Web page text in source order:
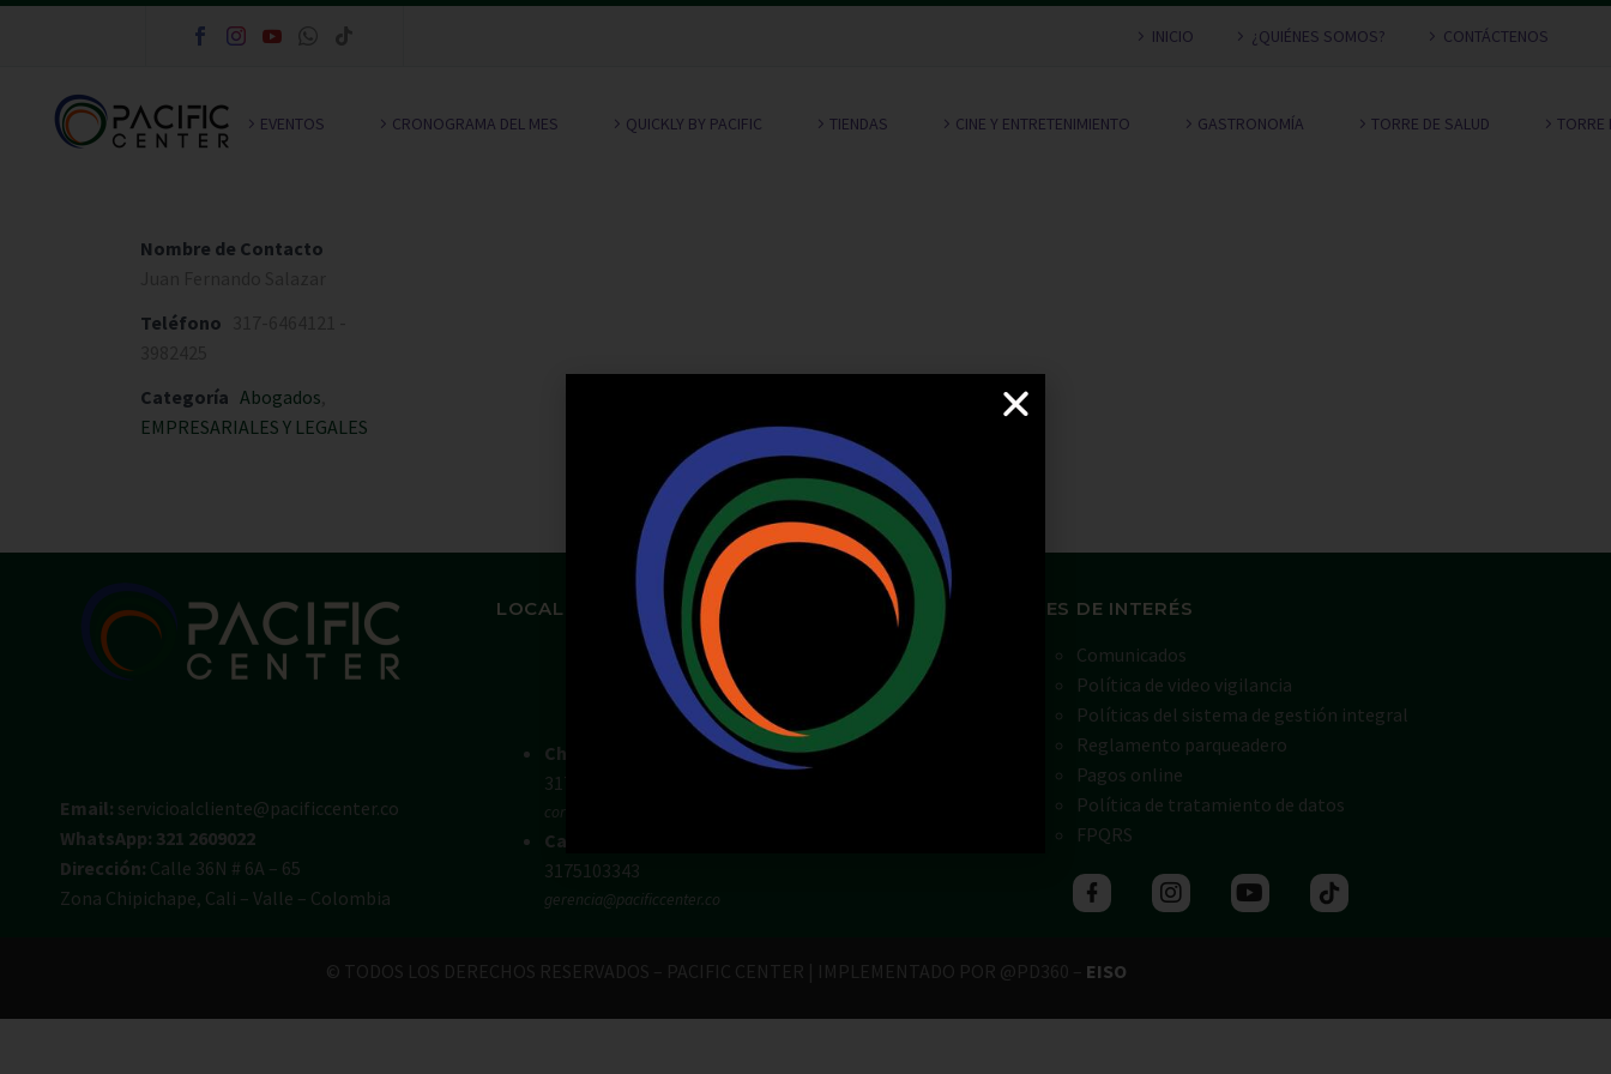
INICIO ¿QUIÉNES SOMOS? CONTÁCTENOS
EVENTOS CRONOGRAMA DEL MES QUICKLY BY PACIFIC TIENDAS CINE Y ENTRETENIMIENTO GASTRONOMÍA TORRE DE SALUD TORRE
Nombre de Contacto
Teléfono
Categoría Abogados
EMPRESARIALES Y LEGALES
Email: servicioalcliente@pacificcenter.co
WhatsApp: 321 2609022
Dirección: Calle 36N # 6A – 65
Zona Chipichape, Cali – Valle – Colombia
LOCALES DISPONIBLES
Chirly Gilaberth:
3172196770
corporatewtccali@gmail.com
Carlos Henao:
3175103343
gerencia@pacificcenter.co
ENLACES DE INTERÉS
Comunicados
Política de video vigilancia
Políticas del sistema de gestión integral
Reglamento parqueadero
Pagos online
Política de tratamiento de datos
FPQRS
© TODOS LOS DERECHOS RESERVADOS – PACIFIC CENTER | IMPLEMENTADO POR @PD360 – EISO